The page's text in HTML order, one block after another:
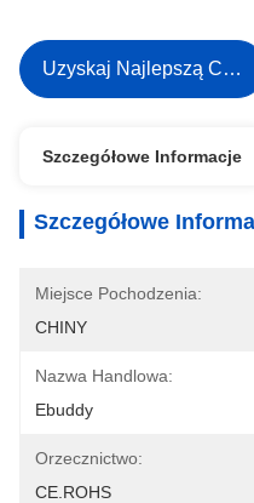
Uzyskaj Najlepszą Cenę
Szczegółowe Informacje
Szczegółowe
Miejsce Pochodzenia:
CHINY
Nazwa Handlowa:
Ebuddy
Orzecznictwo:
CE.ROHS